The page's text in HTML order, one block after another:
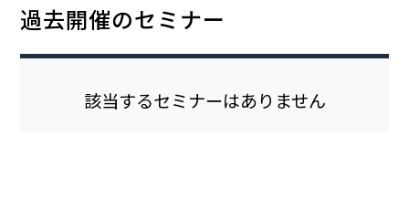
過去開催のセミナー
該当するセミナーはありません